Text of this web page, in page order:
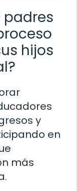
padres
hijos
y
en
más